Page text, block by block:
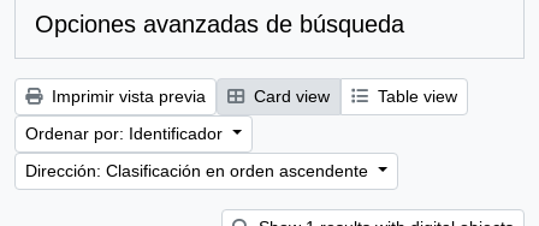
Opciones avanzadas de búsqueda
Imprimir vista previa Card view
Table view
Ordenar por: Identificador
Dirección: Clasificación en orden ascendente